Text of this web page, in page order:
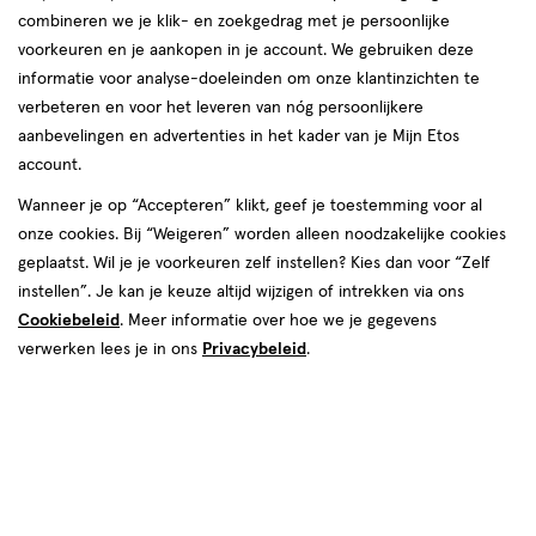
Peptide24 en in 14 nachten een gladde & stralende huid
met Olay Retinol24
Shop Olay
Olay verzorging
In 14 dagen een sterke & stralende huid met Olay Collagen
Peptide24
combineren we je klik- en zoekgedrag met je persoonlijke
voorkeuren en je aankopen in je account. We gebruiken deze
informatie voor analyse-doeleinden om onze klantinzichten te
verbeteren en voor het leveren van nóg persoonlijkere
aanbevelingen en advertenties in het kader van je Mijn Etos
account.
Wanneer je op “Accepteren” klikt, geef je toestemming voor al
onze cookies. Bij “Weigeren” worden alleen noodzakelijke cookies
geplaatst. Wil je je voorkeuren zelf instellen? Kies dan voor “Zelf
instellen”. Je kan je keuze altijd wijzigen of intrekken via ons
Cookiebeleid . Meer informatie over hoe we je gegevens
verwerken lees je in ons Privacybeleid .